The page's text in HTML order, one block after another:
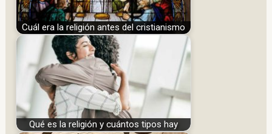
Cuál era la religión antes del cristianismo
Qué es la religión y cuántos tipos hay